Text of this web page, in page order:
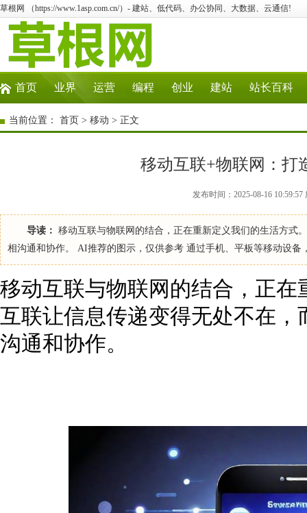
草根网 （https://www.1asp.com.cn/）- 建站、低代码、办公协同、大数据、云通信!
首页 业界 运营 编程 创业 建站 站长百科
当前位置： 首页 > 移动 > 正文
移动互联+物联网：打
发布时间：2025-08-16
导读： 移动互联与物联网的结合，正在重新定义我们的生活方式
相沟通和协作。 AI推荐的图示，仅供参考 通过手机、平板等移动设备
移动互联与物联网的结合，正
互联让信息传递变得无处不在
沟通和协作。